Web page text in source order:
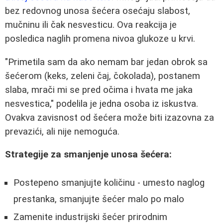
bez redovnog unosa šećera osećaju slabost,
mučninu ili čak nesvesticu. Ova reakcija je
posledica naglih promena nivoa glukoze u krvi.
"Primetila sam da ako nemam bar jedan obrok sa
šećerom (keks, zeleni čaj, čokolada), postanem
slaba, mrači mi se pred očima i hvata me jaka
nesvestica," podelila je jedna osoba iz iskustva.
Ovakva zavisnost od šećera može biti izazovna za
prevazići, ali nije nemoguća.
Strategije za smanjenje unosa šećera:
Postepeno smanjujte količinu - umesto naglog
prestanka, smanjujte šećer malo po malo
Zamenite industrijski šećer prirodnim